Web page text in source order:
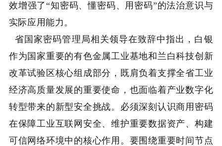
效增强了“知密码、懂密码、用密码”的法治意识与
实际应用能力。
省国家密码管理局相关领导在致辞中指出，白银
作为国家重要的有色金属工业基地和兰白科技创新
改革试验区核心组成部分，既肩负着支撑全省工业
经济高质量发展的重要使命，也面临着产业数字化
转型带来的新型安全挑战。必须深刻认识商用密码
在保障工业互联网安全、维护重要数据资产、构建
可信网络环境中的核心作用。要围绕重要时间节点